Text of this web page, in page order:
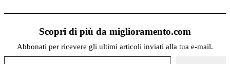
Scopri di più da miglioramento.com
Abbonati per ricevere gli ultimi articoli inviati alla tua e-mail.
Digita la tua e-mail...